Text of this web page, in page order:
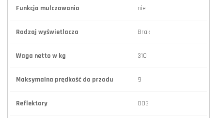
Funkcja mulczowania nie
Rodzaj wyświetlacza Brak
Waga netto w kg 310
Maksymalna prędkość do przodu 9
Reflektory 003